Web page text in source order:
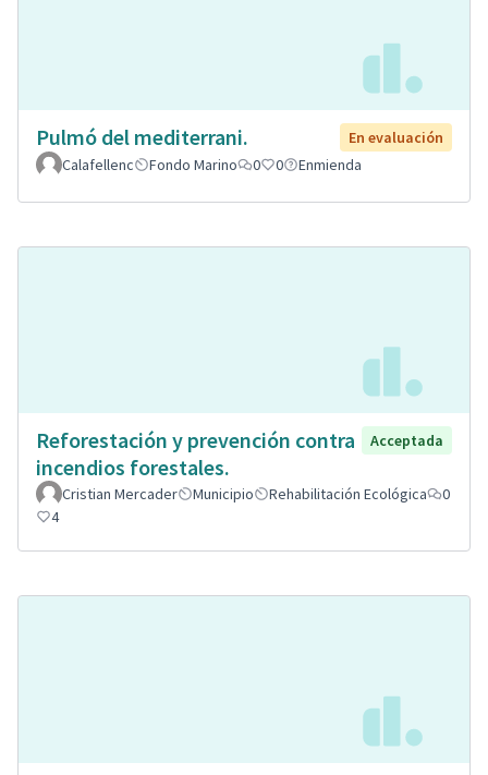
Pulmó del mediterrani.
En evaluación
Calafellenc
Fondo Marino 0 0 Enmienda
Reforestación y prevención contra
incendios forestales.
Acceptada
Cristian Mercader Municipio Rehabilitación Ecológica
0
4